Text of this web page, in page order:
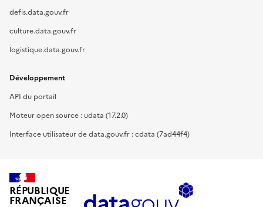
defis.data.gouv.fr
culture.data.gouv.fr
logistique.data.gouv.fr
Développement
API du portail
Moteur open source : udata (17.2.0)
Interface utilisateur de data.gouv.fr : cdata (7ad44f4)
RÉPUBLIQUE
FRANÇAISE